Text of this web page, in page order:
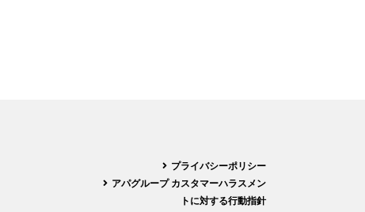
プライバシーポリシー
アパグループ カスタマーハラスメン
トに対する行動指針